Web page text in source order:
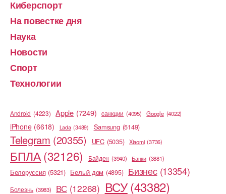
Киберспорт
На повестке дня
Наука
Новости
Спорт
Технологии
Android (4223) Apple (7249) cанкции (4095) Google (4022)
iPhone (6618) Lada (3489) Samsung (5149)
Telegram (20355) UFC (5035) Xiaomi (3736)
БПЛА(32126) Байден (3940) Банки (3881)
Белоруссия (5321) Белый дом (4895) Бизнес (13354)
Болезнь (3983) ВС (12268) ВСУ(43382)